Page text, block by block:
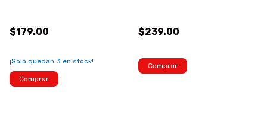
$179.00
¡Solo quedan 3 en stock!
Comprar
$239.00
Comprar